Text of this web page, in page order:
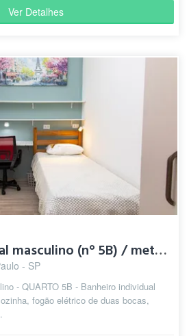
Ver Detalhes
Quarto individual masculino (n° 5B) / metrô Santa Cruz
- SP
- QUARTO 5B - Banheiro individual
fogão elétrico de duas bocas,